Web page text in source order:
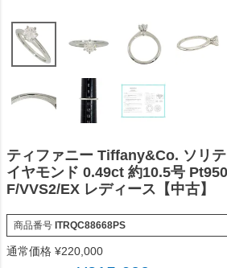
ティファニー Tiffany&Co. ソリ
イヤモンド 0.49ct 約10.5号
F/VVS2/EX レディース【中古】
商品番号 ITRQC88668PS
通常価格 ¥220,000